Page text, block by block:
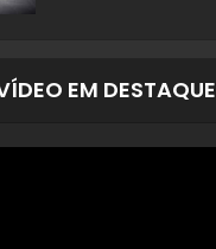
EM DESTAQUE